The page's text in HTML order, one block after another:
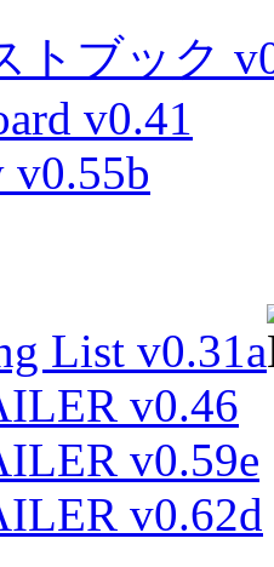
トブック
v0.41
v0.55b
List v0.31a
v0.46
v0.59e
v0.62d